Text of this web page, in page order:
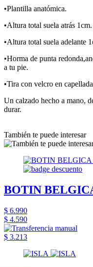
•Plantilla anatómica.
•Altura total suela atrás 1cm.
•Altura total suela adelante
•Horma de punta
a tu pie.
•Tira con velcro en
Un calzado hecho a mano,
durar.
También te puede interesar
BOTIN
$ 6.990
$ 4.590
$ 3.213